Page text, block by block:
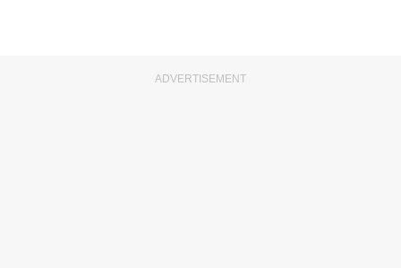
ADVERTISEMENT